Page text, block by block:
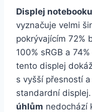
Displej notebooku
vyznačuje velmi
pokrývajícím 72%
100% sRGB a
tento displej
s vyšší přesností
standardní
úhlům nedochází